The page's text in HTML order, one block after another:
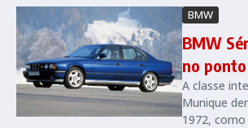
BMW
BMW
no
A classe
Munique
1972,